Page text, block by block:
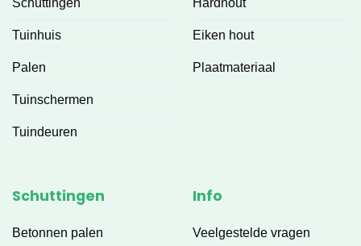
Tuinhuis
Palen
Tuinschermen
Tuindeuren
Eiken hout
Plaatmateriaal
Schuttingen
Betonnen palen
Info
Veelgestelde vragen